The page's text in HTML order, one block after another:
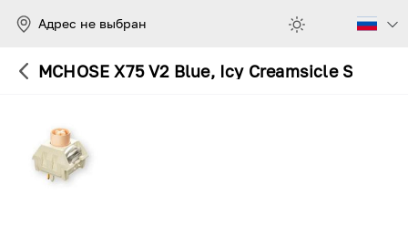
Адрес не выбран
MCHOSE X75 V2 Blue, Icy Creamsicle